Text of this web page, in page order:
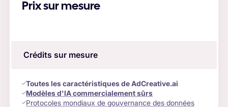
Prix sur mesure
Crédits sur mesure
Toutes les caractéristiques de AdCreative.ai
Modèles d'IA commercialement sûrs
Protocoles mondiaux de gouvernance des données